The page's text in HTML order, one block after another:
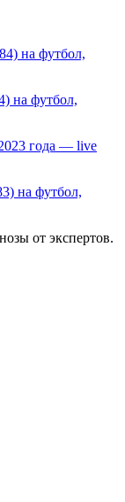
на футбол,
на футбол,
года — live
на футбол,
от экспертов.